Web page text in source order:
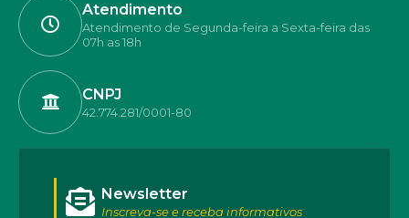
Atendimento
Atendimento de Segunda-feira a Sexta-feira das
07h as 18h
CNPJ
42.774.281/0001-80
Newsletter
Inscreva-se e receba informativos